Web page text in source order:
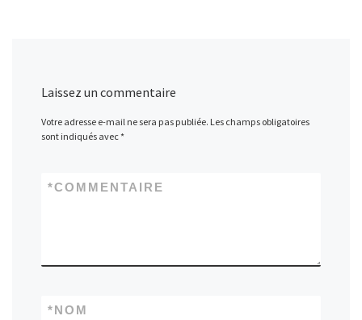
Laissez un commentaire
Votre adresse e-mail ne sera pas publiée. Les champs obligatoires
sont indiqués avec*
COMMENTAIRE
*
NOM
*